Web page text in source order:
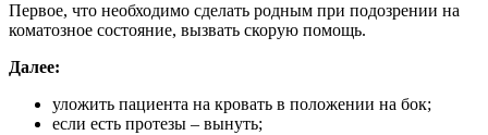
Первое, что необходимо сделать родным при подозрении на
коматозное состояние, вызвать скорую помощь.
Далее:
уложить пациента на кровать в положении на бок;
если есть протезы – вынуть;